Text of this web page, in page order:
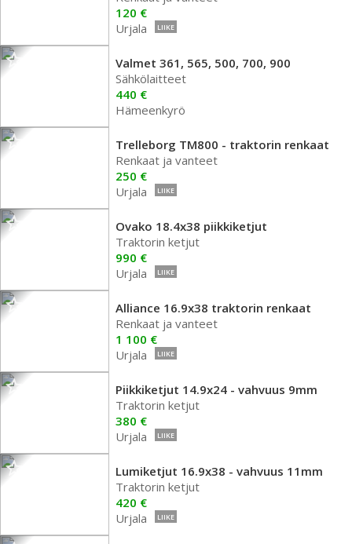
120 €
Urjala
LIIKE
Valmet 361, 565, 500, 700, 900
Sähkölaitteet
440 €
Hämeenkyrö
Trelleborg TM800 - traktorin renkaat
Renkaat ja vanteet
250 €
Urjala
LIIKE
Ovako 18.4x38 piikkiketjut
Traktorin ketjut
990 €
Urjala
LIIKE
Alliance 16.9x38 traktorin renkaat
Renkaat ja vanteet
1 100 €
Urjala
LIIKE
Piikkiketjut 14.9x24 - vahvuus 9mm
Traktorin ketjut
380 €
Urjala
LIIKE
Lumiketjut 16.9x38 - vahvuus 11mm
Traktorin ketjut
420 €
Urjala
LIIKE